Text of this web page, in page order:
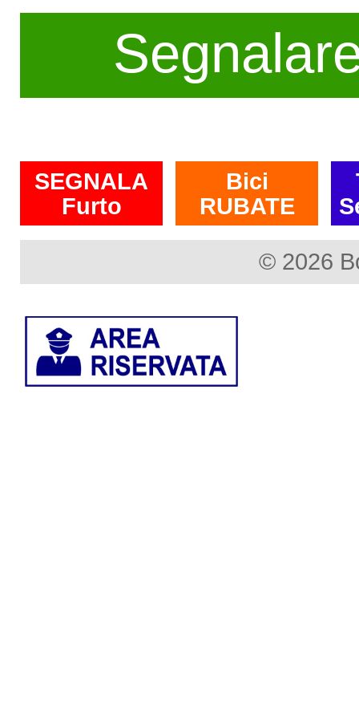
SEGNALA
Furto
Bici
RUBATE
© 2026